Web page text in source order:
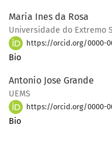
Maria Ines da Rosa
Universidade do Extremo
https://orcid.org/0000-
Bio
Antonio Jose Grande
UEMS
https://orcid.org/0000-
Bio